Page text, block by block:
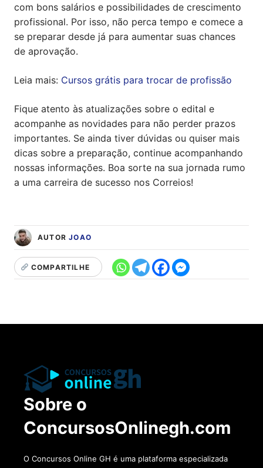
com bons salários e possibilidades de crescimento
profissional. Por isso, não perca tempo e comece a
se preparar desde já para aumentar suas chances
de aprovação.
Leia mais: Cursos grátis para trocar de profissão
Fique atento às atualizações sobre o edital e
acompanhe as novidades para não perder prazos
importantes. Se ainda tiver dúvidas ou quiser mais
dicas sobre a preparação, continue acompanhando
nossas informações. Boa sorte na sua jornada rumo
a uma carreira de sucesso nos Correios!
AUTORJOAO
COMPARTILHE
Sobre o
ConcursosOnlinegh.com
O Concursos Online GH é uma plataforma especializada